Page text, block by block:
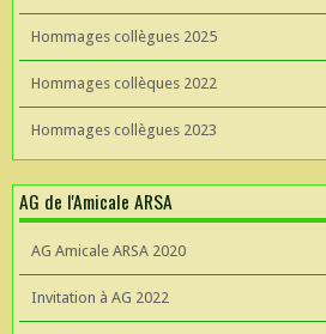
Hommages collègues 2025
Hommages collèques 2022
Hommages collègues 2023
AG de l'Amicale ARSA
AG Amicale ARSA 2020
Invitation à AG 2022